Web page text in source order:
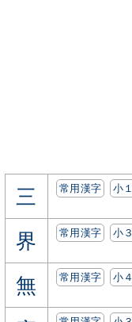
三 常用漢字 小１
界 常用漢字 小３
無 常用漢字 小４